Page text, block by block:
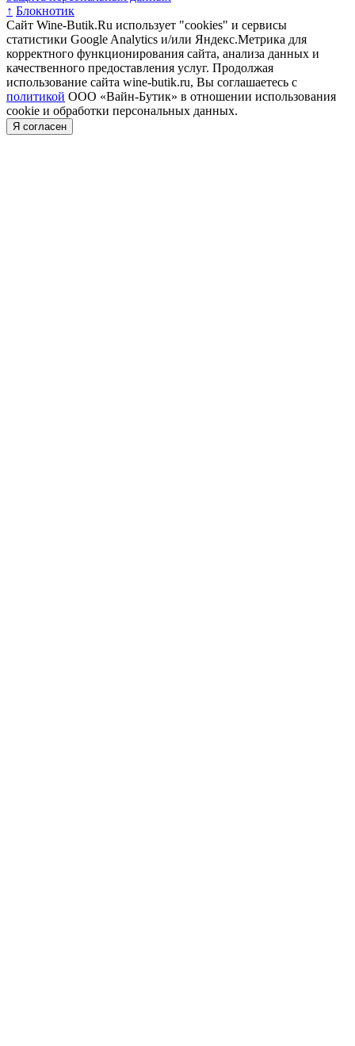
↑ Блокнотик
Сайт Wine-Butik.Ru использует "cookies" и сервисы
статистики Google Analytics и/или Яндекс.Метрика для
корректного функционирования сайта, анализа данных и
качественного предоставления услуг. Продолжая
использование сайта wine-butik.ru, Вы соглашаетесь с
политикой ООО «Вайн-Бутик» в отношении использования
cookie и обработки персональных данных.
Я согласен